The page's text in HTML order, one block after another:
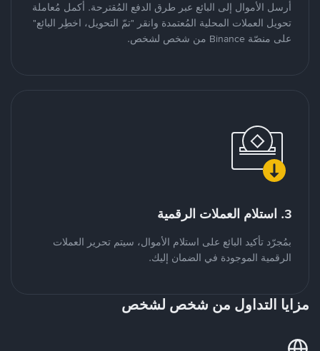
أرسل الأموال إلى البائع عبر طرق الدفع المُقترحة. أكمل مُعاملة
تحويل العملات المحلية المُعتمدة وانقر "تمّ التحويل، اخطِر البائع"
على منصّة Binance من شخص لشخص.
3. استلام العملات الرقمية
بمُجرّد تأكيد البائع على استلام الأموال، سيتم تحرير العملات
الرقمية الموجودة في الضمان إليك.
مزايا التداول من شخص لشخص